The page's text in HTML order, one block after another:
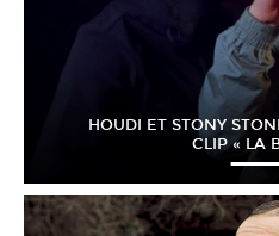
HOUDI ET STONY
CLIP « LA